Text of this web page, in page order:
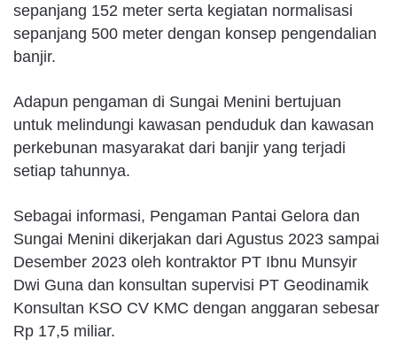
sepanjang 152 meter serta kegiatan normalisasi
sepanjang 500 meter dengan konsep pengendalian
banjir.
Adapun pengaman di Sungai Menini bertujuan
untuk melindungi kawasan penduduk dan kawasan
perkebunan masyarakat dari banjir yang terjadi
setiap tahunnya.
Sebagai informasi, Pengaman Pantai Gelora dan
Sungai Menini dikerjakan dari Agustus 2023 sampai
Desember 2023 oleh kontraktor PT Ibnu Munsyir
Dwi Guna dan konsultan supervisi PT Geodinamik
Konsultan KSO CV KMC dengan anggaran sebesar
Rp 17,5 miliar.